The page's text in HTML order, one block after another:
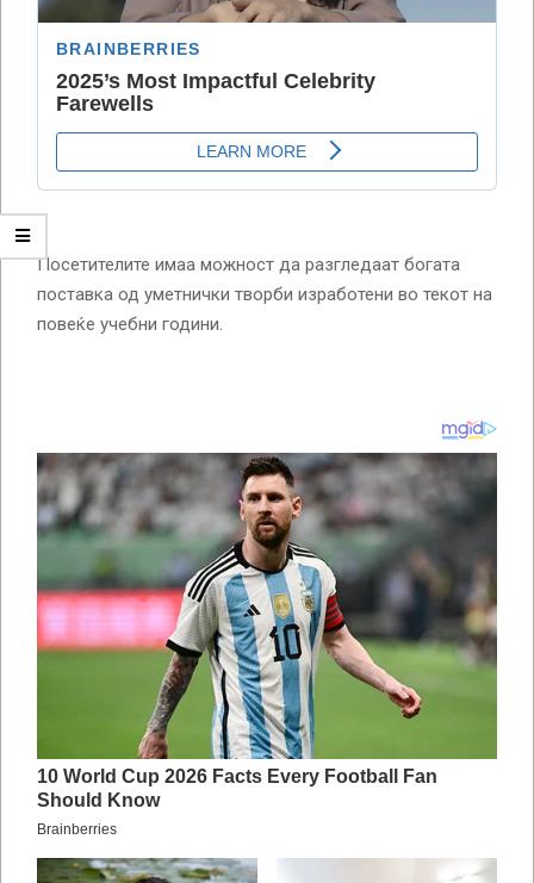
Посетителите имаа можност да разгледаат богата
поставка од уметнички творби изработени во текот на
повеќе учебни години.